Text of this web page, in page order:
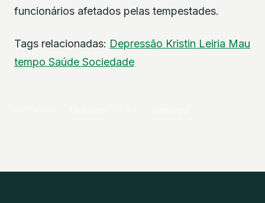
funcionários afetados pelas tempestades.
Tags relacionadas: Depressão Kristin Leiria Mau
tempo Saúde Sociedade